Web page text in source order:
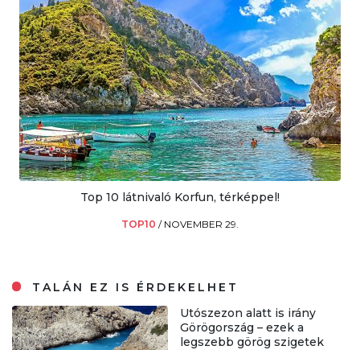
Top 10 látnivaló Korfun, térképpel!
TOP10 / NOVEMBER 29.
TALÁN EZ IS ÉRDEKELHET
Utószezon alatt is irány
Görögország – ezek a
legszebb görög szigetek